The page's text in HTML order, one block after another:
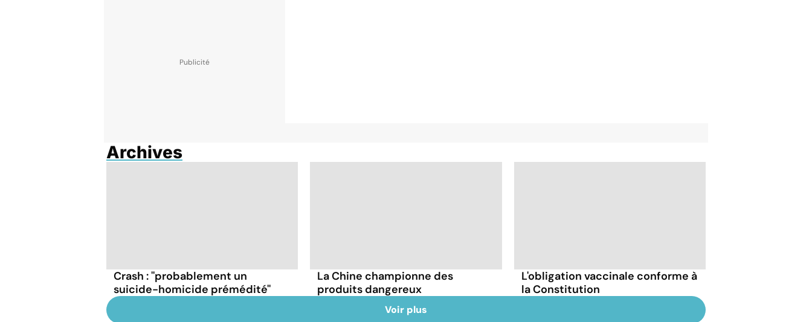
Archives
Crash : ''probablement un
suicide-homicide prémédité''
La Chine championne des
produits dangereux
L'obligation vaccinale conforme à
la Constitution
Voir plus